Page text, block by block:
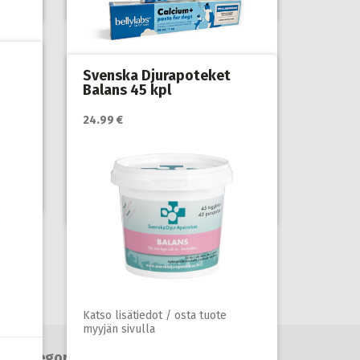
lisäravinteet
myyjän sivulla
Hoito ja terveys
Lisäravinteet koiran toipumiseen
Öljyt, vitamiinit ja lisäravinteet
Svenska Djurapoteket
Balans 45 kpl
24.99 €
Katso lisätiedot / osta tuote
myyjän sivulla